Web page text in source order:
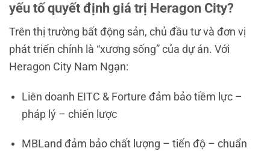
yếu tố quyết định giá trị Heragon City?
Trên thị trường bất động sản, chủ đầu tư và đơn vị
phát triển chính là “xương sống” của dự án. Với
Heragon City Nam Ngạn:
Liên doanh EITC & Forture đảm bảo tiềm lực –
pháp lý – chiến lược
MBLand đảm bảo chất lượng – tiến độ – chuẩn